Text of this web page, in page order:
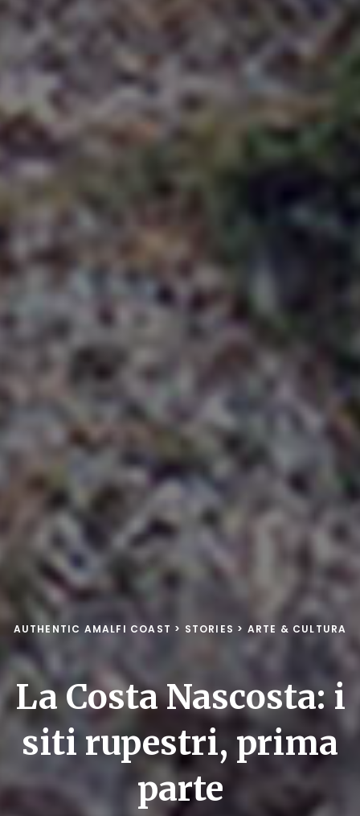
AUTHENTIC AMALFI COAST > STORIES > ARTE & CULTURA
La Costa Nascosta: i
siti rupestri, prima
parte